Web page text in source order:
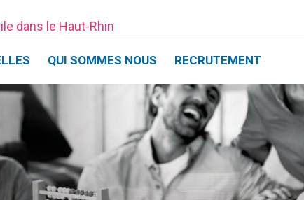
dans le Haut-Rhin
QUI SOMMES NOUS RECRUTEMENT